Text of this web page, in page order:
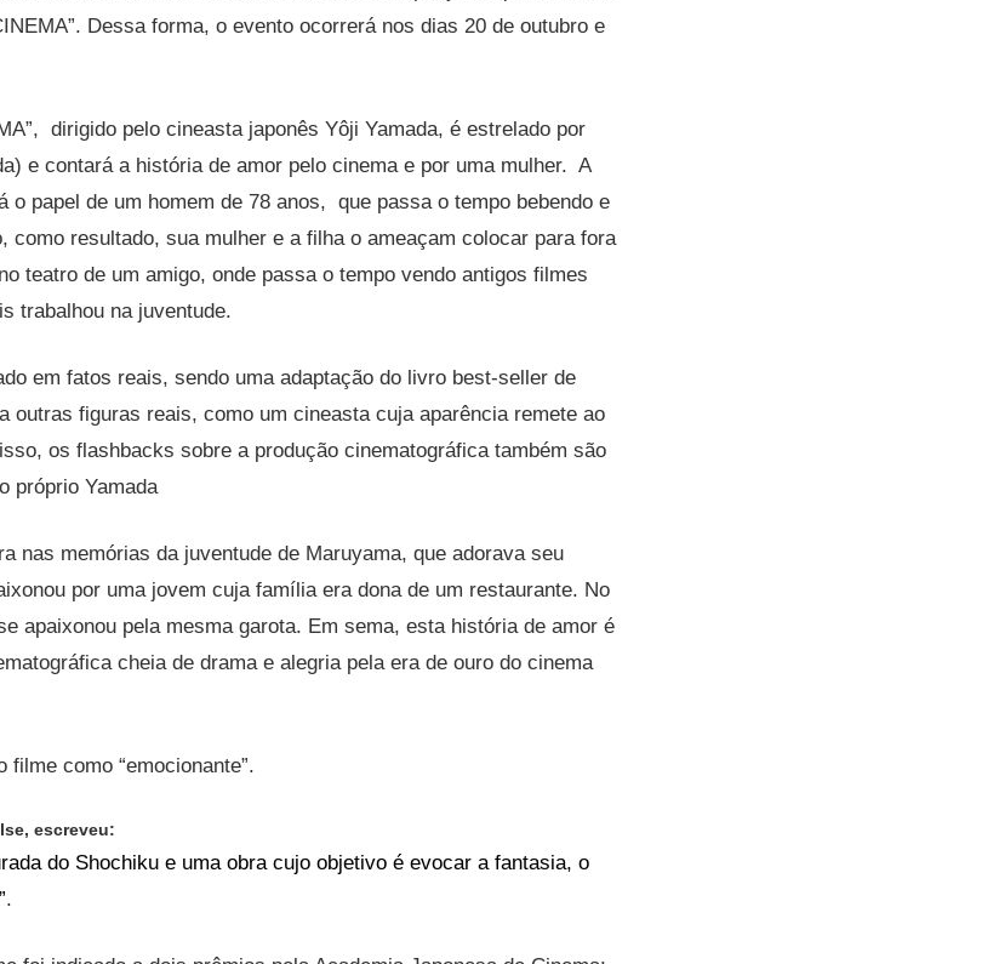
Dessa forma, o evento ocorrerá nos dias 20 de outubro e
dirigido pelo cineasta japonês Yôji Yamada, é estrelado por
e contará a história de amor pelo cinema e por uma mulher. A
o papel de um homem de 78 anos, que passa o tempo bebendo e
como resultado, sua mulher e a filha o ameaçam colocar para fora
teatro de um amigo, onde passa o tempo vendo antigos filmes
trabalhou na juventude.
em fatos reais, sendo uma adaptação do livro best-seller de
outras figuras reais, como um cineasta cuja aparência remete ao
os flashbacks sobre a produção cinematográfica também são
próprio Yamada
nas memórias da juventude de Maruyama, que adorava seu
por uma jovem cuja família era dona de um restaurante. No
apaixonou pela mesma garota. Em sema, esta história de amor é
cheia de drama e alegria pela era de ouro do cinema
como “emocionante”.
escreveu:
do Shochiku e uma obra cujo objetivo é evocar a fantasia, o
.